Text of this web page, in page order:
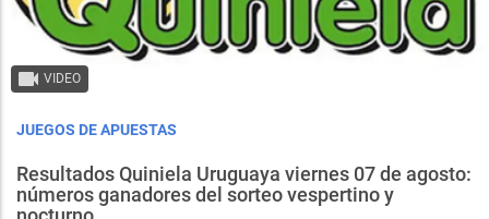
VIDEO
JUEGOS DE APUESTAS
Resultados Quiniela Uruguaya viernes 07 de agosto:
números ganadores del sorteo vespertino y